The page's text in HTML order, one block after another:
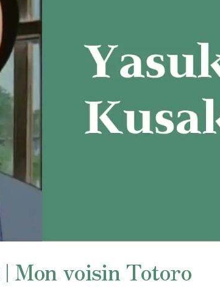
Mon voisin Totoro